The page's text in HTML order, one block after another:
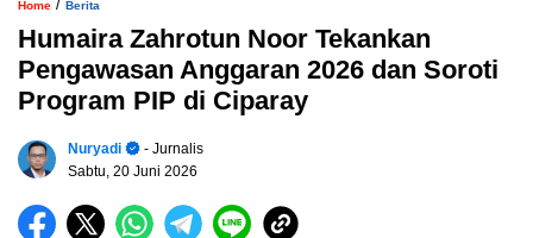
Home / Berita
Humaira Zahrotun Noor Tekankan
Pengawasan Anggaran 2026 dan Soroti
Program PIP di Ciparay
Nuryadi
- Jurnalis
Sabtu, 20 Juni 2026